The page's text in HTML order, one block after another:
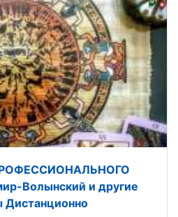
Волынский и другие
Дистанционно